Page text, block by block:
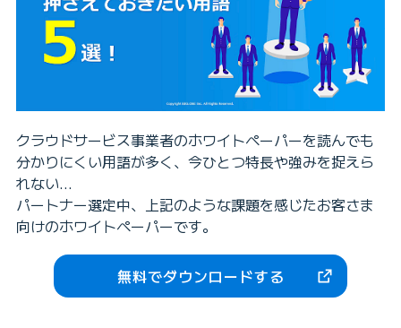
クラウドサービス事業者のホワイトペーパーを読んでも
分かりにくい用語が多く、今ひとつ特長や強みを捉えら
れない…
パートナー選定中、上記のような課題を感じたお客さま
向けのホワイトペーパーです。
無料でダウンロードする